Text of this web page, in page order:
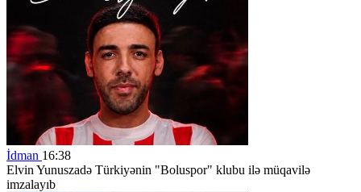
İdman 16:38
Elvin Yunuszadə Türkiyənin "Boluspor" klubu ilə müqavilə
imzalayıb